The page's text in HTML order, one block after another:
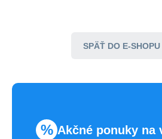
SPÄŤ DO E-SHOPU
% Akčné ponuky na